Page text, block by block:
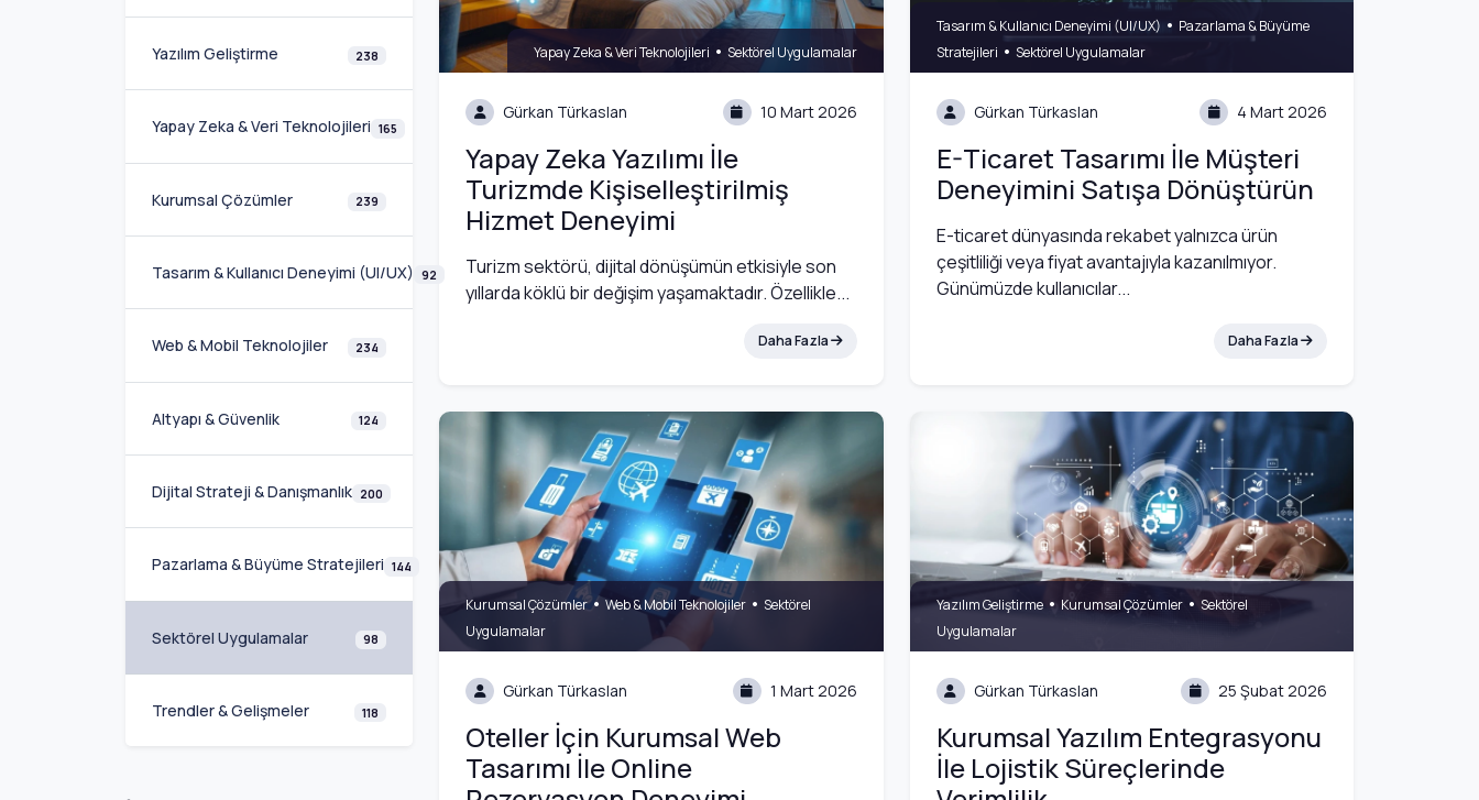
Yazılım Geliştirme 238
Yapay Zeka & Veri Teknolojileri 165
Kurumsal Çözümler 239
Tasarım & Kullanıcı Deneyimi (UI/UX) 92
Web & Mobil Teknolojiler 234
Altyapı & Güvenlik 124
Dijital Strateji & Danışmanlık 200
Pazarlama & Büyüme Stratejileri 144
Sektörel Uygulamalar 98
Trendler & Gelişmeler 118
Yapay Zeka & Veri Teknolojileri • Sektörel Uygulamalar
Gürkan Türkaslan 10 Mart 2026
Yapay Zeka Yazılımı İle
Turizmde Kişiselleştirilmiş
Hizmet Deneyimi
Turizm sektörü, dijital dönüşümün etkisiyle son
yıllarda köklü bir değişim yaşamaktadır. Özellikle...
Daha Fazla
Tasarım & Kullanıcı Deneyimi (UI/UX) • Pazarlama & Büyüme
Stratejileri • Sektörel Uygulamalar
Gürkan Türkaslan 4 Mart 2026
E-Ticaret Tasarımı İle Müşteri
Deneyimini Satışa Dönüştürün
E-ticaret dünyasında rekabet yalnızca ürün
çeşitliliği veya fiyat avantajıyla kazanılmıyor.
Günümüzde kullanıcılar...
Daha Fazla
Kurumsal Çözümler•Web & Mobil Teknolojiler • Sektörel
Uygulamalar
Gürkan Türkaslan 1 Mart 2026
Oteller İçin Kurumsal Web
Tasarımı İle Online
Yazılım Geliştirme• Kurumsal Çözümler• Sektörel
Uygulamalar
Gürkan Türkaslan 25 Şubat 2026
Kurumsal Yazılım Entegrasyonu
İle Lojistik Süreçlerinde